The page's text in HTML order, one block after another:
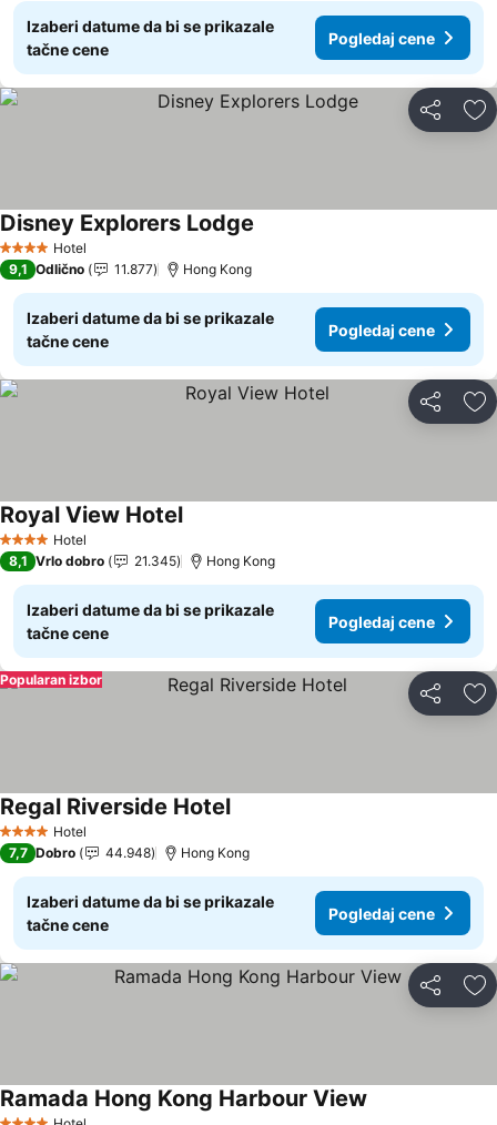
Izaberi datume da bi se prikazale
tačne cene
Pogledaj cene
Deli
4 ZvezdiceHotel
Disney Explorers Lodge
9,1 Odlično 11.877 Hong Kong
Izaberi datume da bi se prikazale
tačne cene
Pogledaj cene
Deli
4 ZvezdiceHotel
Royal View HotelPogledaj cene
8,1 Vrlo dobro 21.345 Hong Kong
Izaberi datume da bi se prikazale
tačne cene
Pogledaj cene
Deli
Popularan izbor
4 ZvezdiceHotel
Regal Riverside HotelPogledaj cene
7,7 Dobro 44.948 Hong Kong
Izaberi datume da bi se prikazale
tačne cene
Pogledaj cene
Deli
Ramada Hong Kong Harbour View